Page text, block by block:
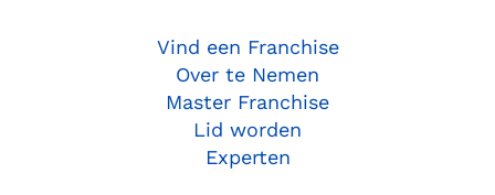
Vind een Franchise
Over te Nemen
Master Franchise
Lid worden
Experten